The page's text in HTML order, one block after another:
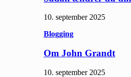
10. september 2025
Blogging
Om John Grandt
10. september 2025